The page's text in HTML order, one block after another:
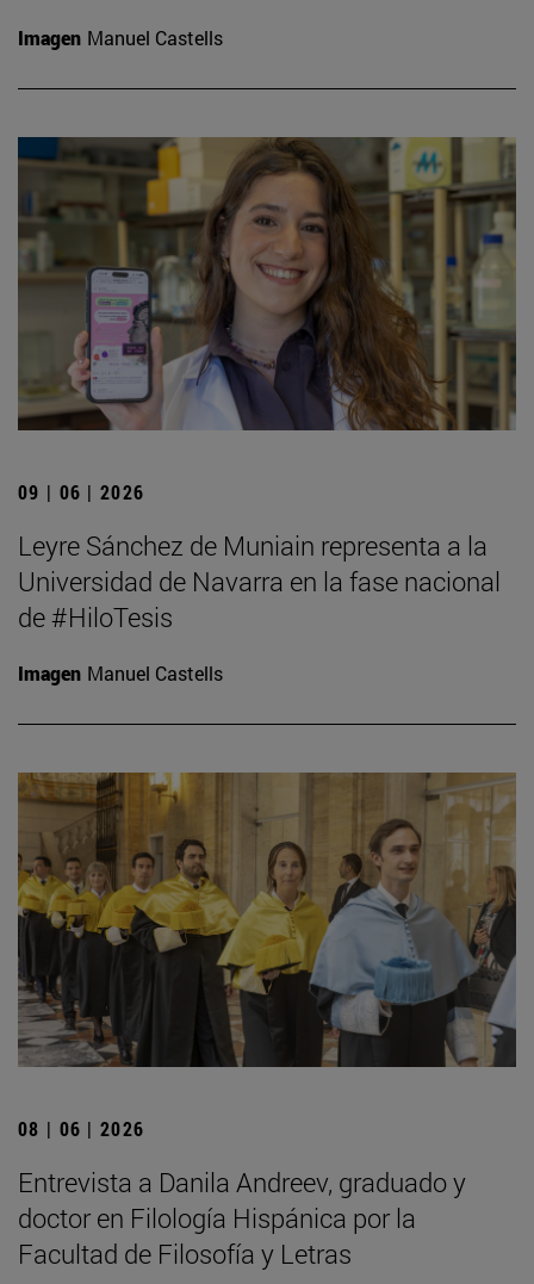
Imagen Manuel Castells
09 | 06 | 2026
Leyre Sánchez de Muniain representa a la
Universidad de Navarra en la fase nacional
de #HiloTesis
Imagen Manuel Castells
08 | 06 | 2026
Entrevista a Danila Andreev, graduado y
doctor en Filología Hispánica por la
Facultad de Filosofía y Letras